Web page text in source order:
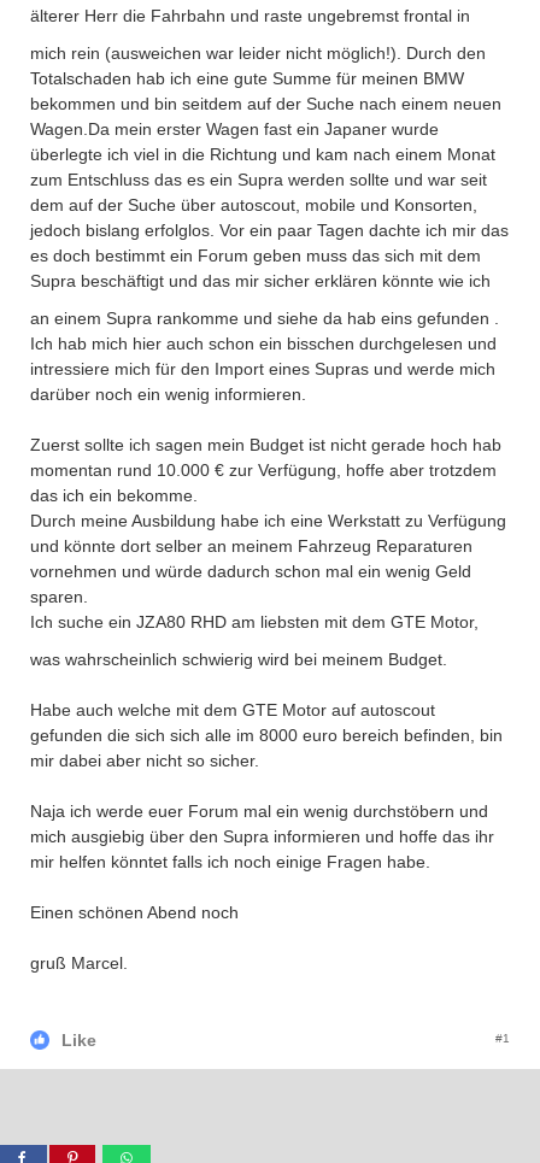
älterer Herr die Fahrbahn und raste ungebremst frontal in
mich rein (ausweichen war leider nicht möglich!). Durch den
Totalschaden hab ich eine gute Summe für meinen BMW
bekommen und bin seitdem auf der Suche nach einem neuen
Wagen.Da mein erster Wagen fast ein Japaner wurde
überlegte ich viel in die Richtung und kam nach einem Monat
zum Entschluss das es ein Supra werden sollte und war seit
dem auf der Suche über autoscout, mobile und Konsorten,
jedoch bislang erfolglos. Vor ein paar Tagen dachte ich mir das
es doch bestimmt ein Forum geben muss das sich mit dem
Supra beschäftigt und das mir sicher erklären könnte wie ich
an einem Supra rankomme und siehe da hab eins gefunden
Ich hab mich hier auch schon ein bisschen durchgelesen und
intressiere mich für den Import eines Supras und werde mich
darüber noch ein wenig informieren.
Zuerst sollte ich sagen mein Budget ist nicht gerade hoch hab
momentan rund 10.000 € zur Verfügung, hoffe aber trotzdem
das ich ein bekomme.
Durch meine Ausbildung habe ich eine Werkstatt zu Verfügung
und könnte dort selber an meinem Fahrzeug Reparaturen
vornehmen und würde dadurch schon mal ein wenig Geld
sparen.
Ich suche ein JZA80 RHD am liebsten mit dem GTE Motor,
was wahrscheinlich schwierig wird bei meinem Budget.
Habe auch welche mit dem GTE Motor auf autoscout
gefunden die sich sich alle im 8000 euro bereich befinden, bin
mir dabei aber nicht so sicher.
Naja ich werde euer Forum mal ein wenig durchstöbern und
mich ausgiebig über den Supra informieren und hoffe das ihr
mir helfen könntet falls ich noch einige Fragen habe.
Einen schönen Abend noch
gruß Marcel.
Like #1